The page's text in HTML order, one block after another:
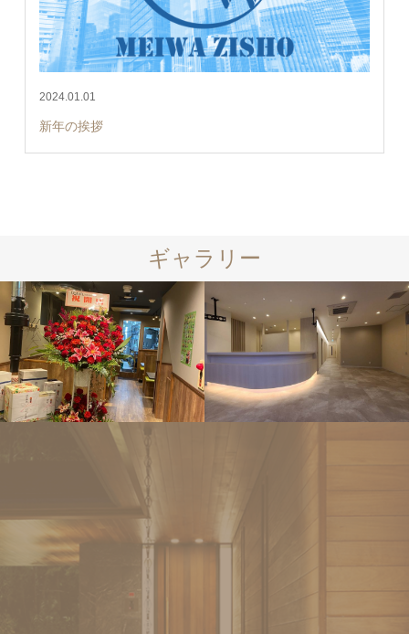
2024.01.01
新年の挨拶
ギャラリー
店舗リフォ
ーム
店舗リフォ